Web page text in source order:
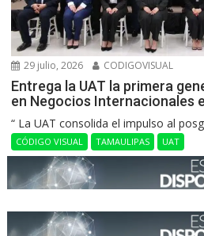
29 julio, 2026 CODIGOVISUAL
Entrega la UAT la primera
en Negocios Internacionales
“ La UAT consolida el impulso al
CÓDIGO VISUAL TAMAULIPAS UAT